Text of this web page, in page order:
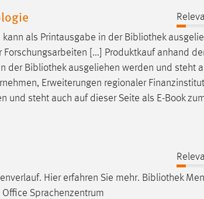
als Printausgabe in der Bibliothek
[...] Produktkauf anhand
der Bibliothekausgeliehen werden und steht
Erweiterungen regionaler
und steht auch auf dieser Seite als E-Book
Hier erfahren Sie mehr. Bibliothek
Sprachenzentrum